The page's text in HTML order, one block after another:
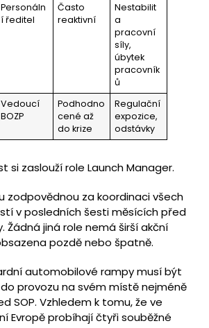
Personáln
í ředitel
Často
reaktivní
Nestabilit
a
pracovní
síly,
úbytek
pracovník
ů
Vedoucí
BOZP
Podhodno
cené až
do krize
Regulační
expozice,
odstávky
si zaslouží role Launch Manager.
zodpovědnou za koordinaci všech
v posledních šesti měsících před
Žádná jiná role nemá širší akční
pozdě nebo špatně.
automobilové rampy musí být
provozu na svém místě nejméně
SOP. Vzhledem k tomu, že ve
Evropě probíhají čtyři souběžné